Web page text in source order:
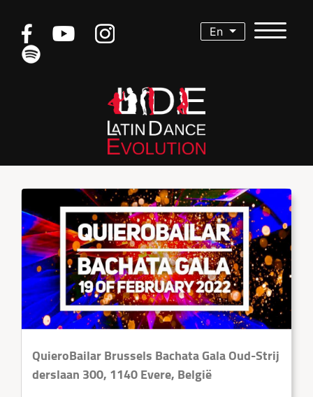
LESSONS
EVENTS
INSTRUCTORS
COURSE
REGISTRATION
VIDEOS
En
QuieroBailar Brussels Bachata Gala Oud-Strij
derslaan 300, 1140 Evere, België